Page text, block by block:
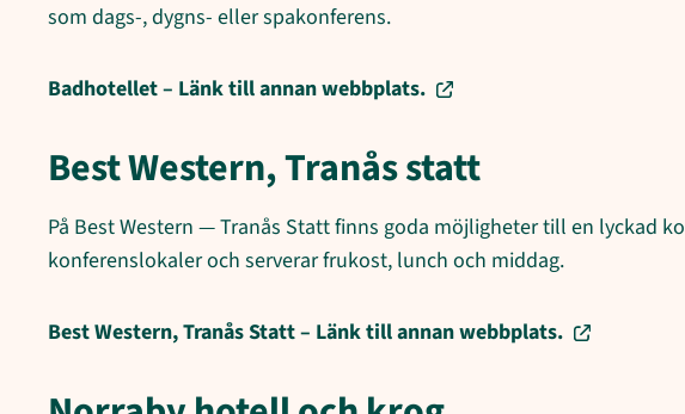
som dags-, dygns- eller spakonferens.
Badhotellet – Länk till annan webbplats.
Best Western, Tranås statt
På Best Western — Tranås Statt finns goda möjligheter till en lyckad
konferenslokaler och serverar frukost, lunch och middag.
Best Western, Tranås Statt – Länk till annan webbplats.